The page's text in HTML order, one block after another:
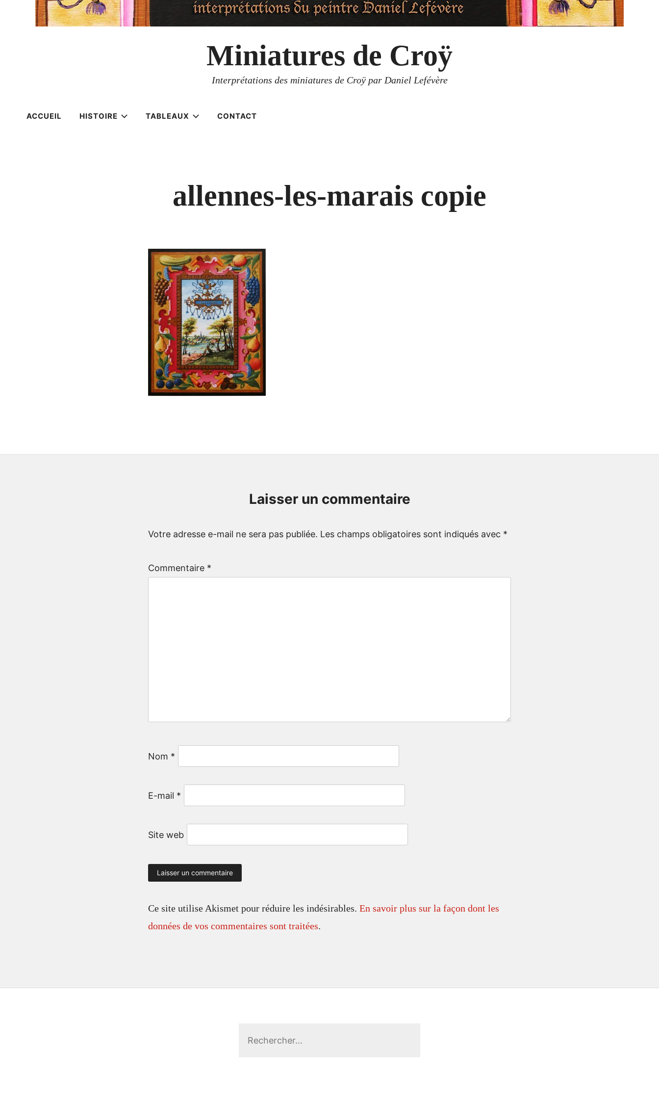
Miniatures de Croÿ
Interprétations des miniatures de Croÿ par Daniel Lefévère
ACCUEIL HISTOIRE TABLEAUX CONTACT
allennes-les-marais copie
Laisser un commentaire
Votre adresse e-mail ne sera pas publiée. Les champs obligatoires sont indiqués avec *
Commentaire *
Nom *
E-mail *
Site web
Ce site utilise Akismet pour réduire les indésirables. En savoir plus sur la façon dont les
données de vos commentaires sont traitées.